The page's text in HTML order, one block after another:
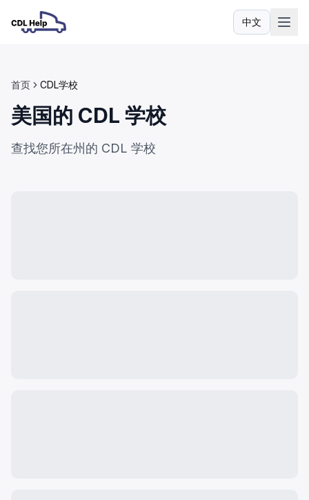
中文语言
首页 CDL学校
美国的 CDL 学校
查找您所在州的 CDL 学校